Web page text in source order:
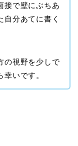
接で壁にぶちあ
自分あてに書く
の視野を少しで
いです。